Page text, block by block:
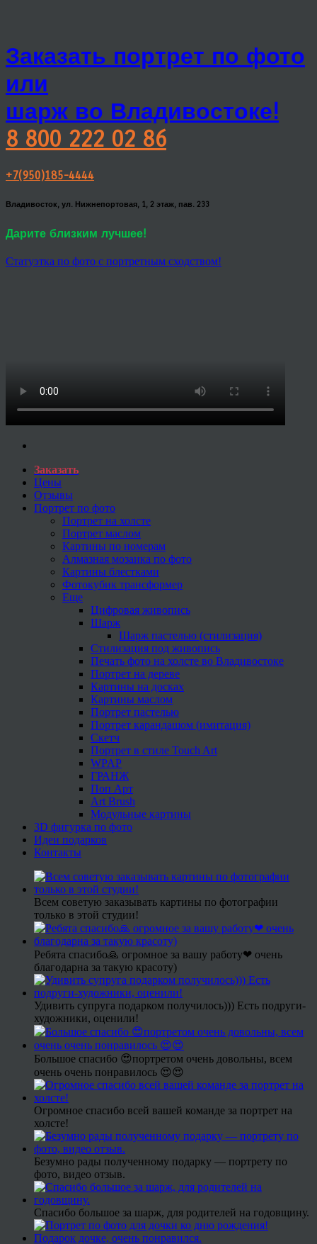
Заказать портрет по фото
или
шарж во Владивостоке!
8 800 222 02 86
+7(950)185-4444
Владивосток, ул. Нижнепортовая, 1, 2 этаж, пав. 233
Дарите близким лучшее!
Статуэтка по фото с портретным сходством!
Заказать
Цены
Отзывы
Портрет по фото
Портрет на холсте
Портрет маслом
Картины по номерам
Алмазная мозаика по фото
Картины блестками
Фотокубик трансформер
Еще
Цифровая живопись
Шарж
Шарж пастелью (стилизация)
Стилизация под живопись
Печать фото на холсте во Владивостоке
Портрет на дереве
Картины на досках
Картины маслом
Портрет пастелью
Портрет карандашом (имитация)
Скетч
Портрет в стиле Touch Art
WPAP
ГРАНЖ
Поп Арт
Art Brush
Модульные картины
3D фигурка по фото
Идеи подарков
Контакты
Всем советую заказывать картины по фотографии
только в этой студии!
Ребята спасибо🙏 огромное за вашу работу❤ очень
благодарна за такую красоту)
Удивить супруга подарком получилось))) Есть подруги-
художники, оценили!
Большое спасибо 😍портретом очень довольны, всем
очень очень понравилось 😍😍
Огромное спасибо всей вашей команде за портрет на
холсте!
Безумно рады полученному подарку — портрету по
фото, видео отзыв.
Спасибо большое за шарж, для родителей на годовщину.